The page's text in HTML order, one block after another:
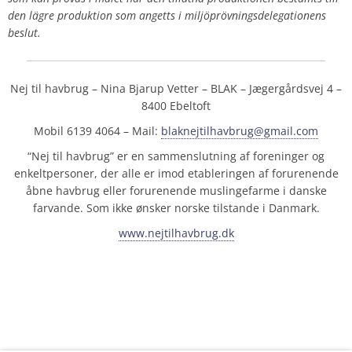
den lägre produktion som angetts i miljöprövningsdelegationens
beslut.
Nej til havbrug – Nina Bjarup Vetter – BLAK – Jægergårdsvej 4 –
8400 Ebeltoft
Mobil 6139 4064 – Mail: blaknejtilhavbrug@gmail.com
“Nej til havbrug” er en sammenslutning af foreninger og
enkeltpersoner, der alle er imod etableringen af forurenende
åbne havbrug eller forurenende muslingefarme i danske
farvande. Som ikke ønsker norske tilstande i Danmark.
www.nejtilhavbrug.dk